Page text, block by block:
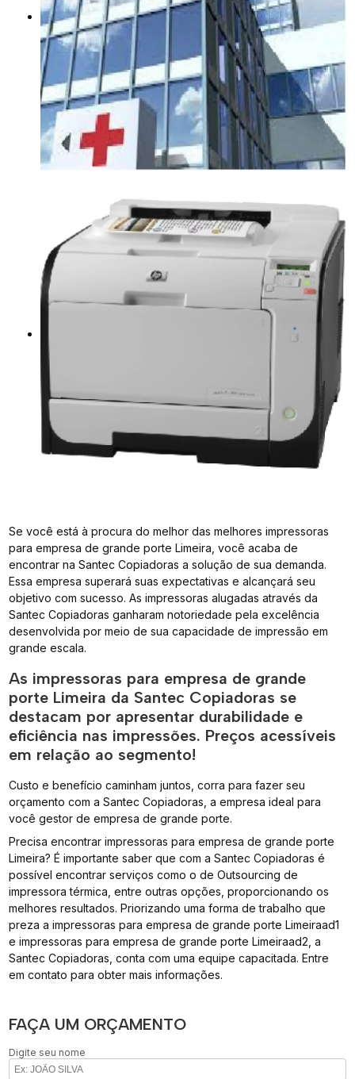
Se você está à procura do melhor das melhores impressoras
para empresa de grande porte Limeira, você acaba de
encontrar na Santec Copiadoras a solução de sua demanda.
Essa empresa superará suas expectativas e alcançará seu
objetivo com sucesso. As impressoras alugadas através da
Santec Copiadoras ganharam notoriedade pela excelência
desenvolvida por meio de sua capacidade de impressão em
grande escala.
As impressoras para empresa de grande
porte Limeira da Santec Copiadoras se
destacam por apresentar durabilidade e
eficiência nas impressões. Preços acessíveis
em relação ao segmento!
Custo e benefício caminham juntos, corra para fazer seu
orçamento com a Santec Copiadoras, a empresa ideal para
você gestor de empresa de grande porte.
Precisa encontrar impressoras para empresa de grande porte
Limeira? É importante saber que com a Santec Copiadoras é
possível encontrar serviços como o de Outsourcing de
impressora térmica, entre outras opções, proporcionando os
melhores resultados. Priorizando uma forma de trabalho que
preza a impressoras para empresa de grande porte Limeiraad1
e impressoras para empresa de grande porte Limeiraad2, a
Santec Copiadoras, conta com uma equipe capacitada. Entre
em contato para obter mais informações.
FAÇA UM ORÇAMENTO
Digite seu nome